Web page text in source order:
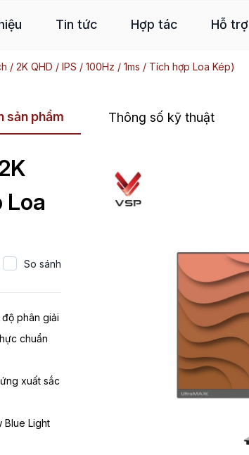
Tin tức Hợp tác Hỗ trợ
/ 2K QHD / IPS / 100Hz / 1ms / Tích hợp Loa Kép)
sản phẩm Thông số kỹ thuật
Loa
So sánh
phân giải
chuẩn
xuất sắc
Blue Light